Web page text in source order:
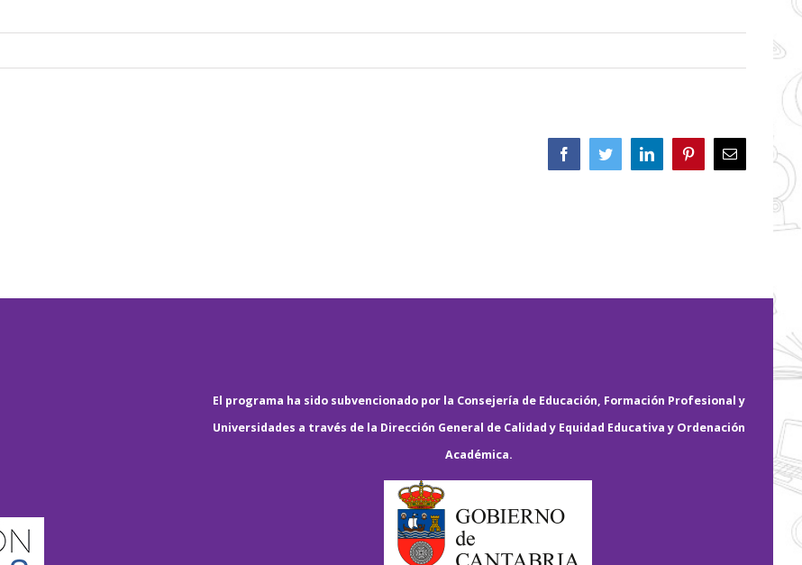
FacebookTwitterLinkedIn PinterestCorreo
electrónico
El programa ha sido subvencionado por la Consejería de Educación, Formación Profesional y
Universidades a través de la Dirección General de Calidad y Equidad Educativa y Ordenación
Académica.